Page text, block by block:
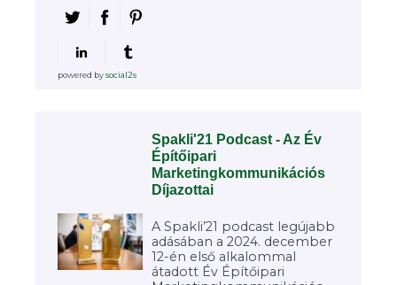
powered bysocial2s
Spakli'21 Podcast - Az Év
Építőipari
Marketingkommunikációs
Díjazottai
A Spakli’21 podcast legújabb
adásában a 2024. december
12-én első alkalommal
átadott Év Építőipari